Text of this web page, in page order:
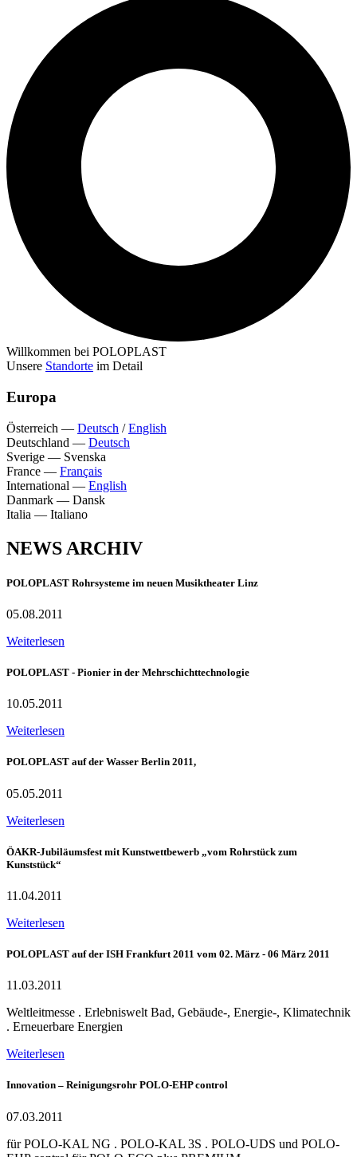
Willkommen bei POLOPLAST
Unsere Standorte im Detail
Europa
Österreich — Deutsch /English
Deutschland — Deutsch
Sverige — Svenska
France — Français
International — English
Danmark — Dansk
Italia — Italiano
NEWS ARCHIV
POLOPLAST Rohrsysteme im neuen Musiktheater Linz
05.08.2011
Weiterlesen
POLOPLAST - Pionier in der Mehrschichttechnologie
10.05.2011
Weiterlesen
POLOPLAST auf der Wasser Berlin 2011,
05.05.2011
Weiterlesen
ÖAKR-Jubiläumsfest mit Kunstwettbewerb „vom Rohrstück zum
Kunststück“
11.04.2011
Weiterlesen
POLOPLAST auf der ISH Frankfurt 2011 vom 02. März - 06 März 2011
11.03.2011
Weltleitmesse . Erlebniswelt Bad, Gebäude-, Energie-, Klimatechnik
. Erneuerbare Energien
Weiterlesen
Innovation – Reinigungsrohr POLO-EHP control
07.03.2011
für POLO-KAL NG . POLO-KAL 3S . POLO-UDS und POLO-